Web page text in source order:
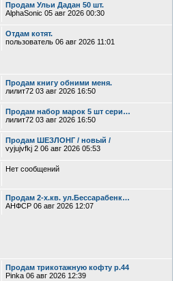
Продам Ульи Дадан 50 шт.
AlphaSonic 05 авг 2026 00:30
Отдам котят.
пользователь 06 авг 2026 11:01
Продам книгу обними меня.
лилит72 03 авг 2026 16:50
Продам набор марок 5 шт сери…
лилит72 03 авг 2026 16:50
Продам ШЕЗЛОНГ / новый /
vyjujvfkj 2 06 авг 2026 05:53
Нет сообщений
Продам 2-х.кв. ул.Бессарабенк…
АНФСР 06 авг 2026 12:07
Продам трикотажную кофту р.44
Pinka 06 авг 2026 12:39